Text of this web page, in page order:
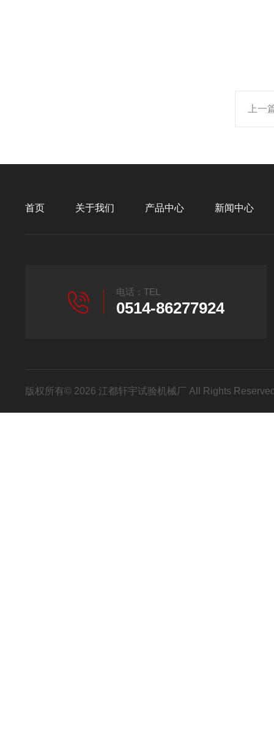
上一
首页 关于我们 产品中心 新闻中心
电话：TEL
0514-86277924
版权所有© 2026 江都轩宇试验机械厂 All Rights